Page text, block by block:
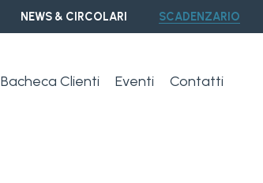
NEWS & CIRCOLARI SCADENZARIO
Bacheca Clienti Eventi Contatti